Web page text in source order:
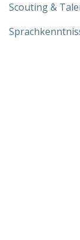
Scouting &